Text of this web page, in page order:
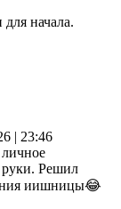
начала.
| 23:46
руки. Решил
иишницы😂